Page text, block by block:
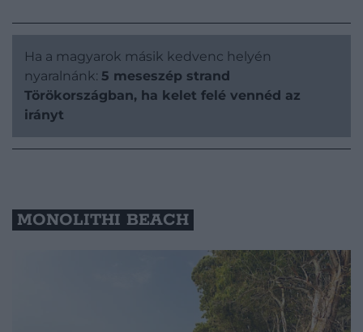
Ha a magyarok másik kedvenc helyén
nyaralnánk: 5 meseszép strand
Törökországban, ha kelet felé vennéd az
irányt
MONOLITHI BEACH